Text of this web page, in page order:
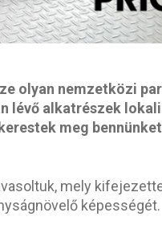
olyan nemzetközi
lévő alkatrészek
meg
mely
képességét.